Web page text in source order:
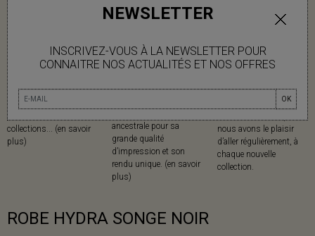
NEWSLETTER
INSCRIVEZ-VOUS À LA NEWSLETTER POUR
CONNAITRE NOS ACTUALITÉS ET NOS OFFRES
OK
MATIÈRES
Mapoésie privilégie les
matières naturelles dans
l’ensemble de ses
collections... (en savoir
plus)
IMPRESSION AU
ancestrale pour sa
grande qualité
d’impression et son
rendu unique. (en savoir
plus)
MADE IN
Mapoésie collabore avec
des ateliers locaux
nous avons le plaisir
d’aller régulièrement, à
chaque nouvelle
collection.
ROBE HYDRA SONGE NOIR